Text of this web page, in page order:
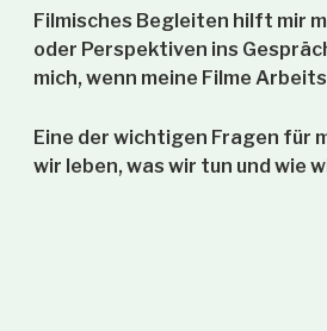
Filmisches Begleiten hilft mir
oder Perspektiven ins
mich, wenn meine Filme
Eine der wichtigen Fragen für
wir leben, was wir tun und wie